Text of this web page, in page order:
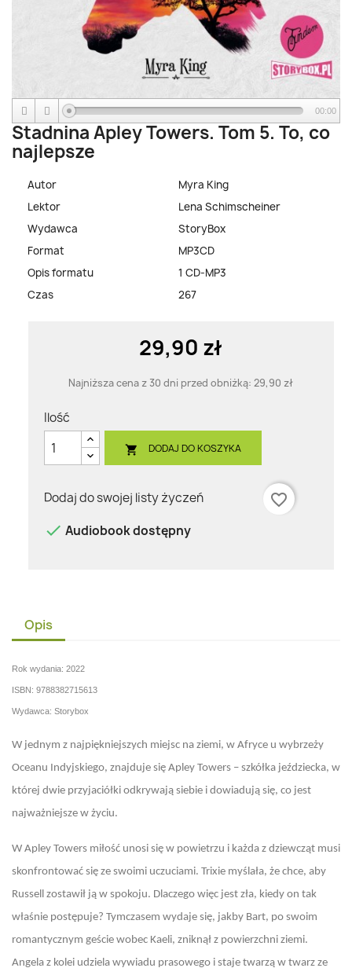
00:00
Stadnina Apley Towers. Tom 5. To, co
najlepsze
Autor
Myra King
Lektor
Lena Schimscheiner
Wydawca
StoryBox
Format
MP3CD
Opis formatu
1 CD-MP3
Czas
267
29,90 zł
Najniższa cena z 30 dni przed obniżką:29,90 zł
Ilość
 DODAJ DO KOSZYKA
Dodaj do swojej listy życzeń
favorite_border
 Audiobook dostępny
Opis
Rok wydania: 2022
ISBN: 9788382715613
Wydawca: Storybox
W jednym z najpiękniejszych miejsc na ziemi, w Afryce u wybrzeży
Oceanu Indyjskiego, znajduje się Apley Towers – szkółka jeździecka, w
której dwie przyjaciółki odkrywają siebie i dowiadują się, co jest
najważniejsze w życiu.
W Apley Towers miłość unosi się w powietrzu i każda z dziewcząt musi
skonfrontować się ze swoimi uczuciami. Trixie myślała, że chce, aby
Russell zostawił ją w spokoju. Dlaczego więc jest zła, kiedy on tak
właśnie postępuje? Tymczasem wydaje się, jakby Bart, po swoim
romantycznym geście wobec Kaeli, zniknął z powierzchni ziemi.
Angela z kolei udziela wywiadu prasowego i staje twarzą w twarz ze